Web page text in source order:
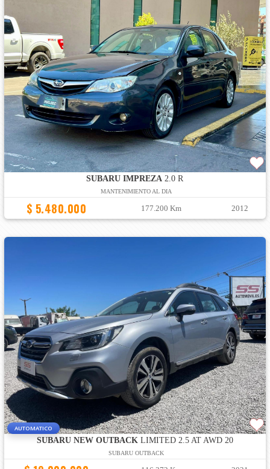
SUBARU IMPREZA 2.0 R
MANTENIMIENTO AL DIA
$ 5.480.000 177.200 Km 2012
AUTOMATICO
SUBARU NEW OUTBACKLIMITED 2.5 AT AWD 20
SUBARU OUTBACK